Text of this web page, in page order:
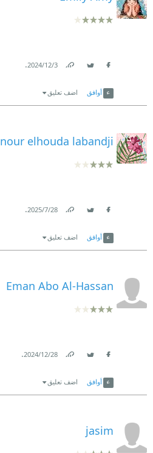
3‏/12‏/2024
.
أوافق اضف تعليق
nour elhouda labandji
28‏/7‏/2025
.
أوافق اضف تعليق
Eman Abo Al-Hassan
28‏/12‏/2024
.
أوافق اضف تعليق
jasim